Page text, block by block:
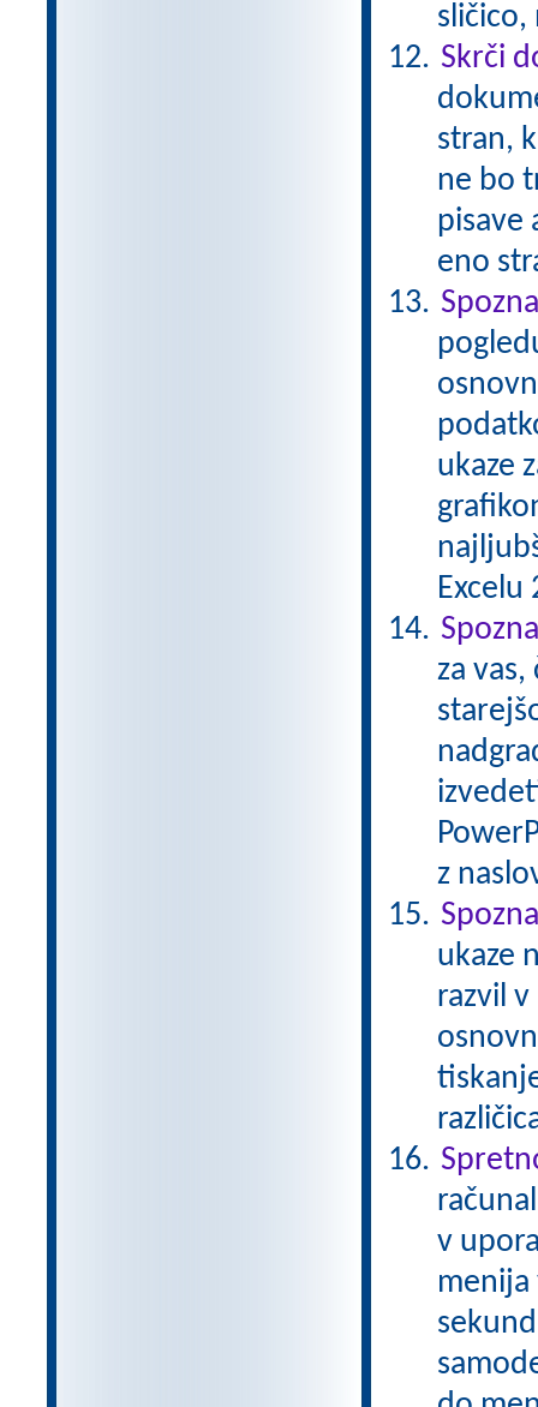
Skrči
stran,
ne bo
pisave
eno
ukaze
Excelu
za
z
ukaze
razvil
v